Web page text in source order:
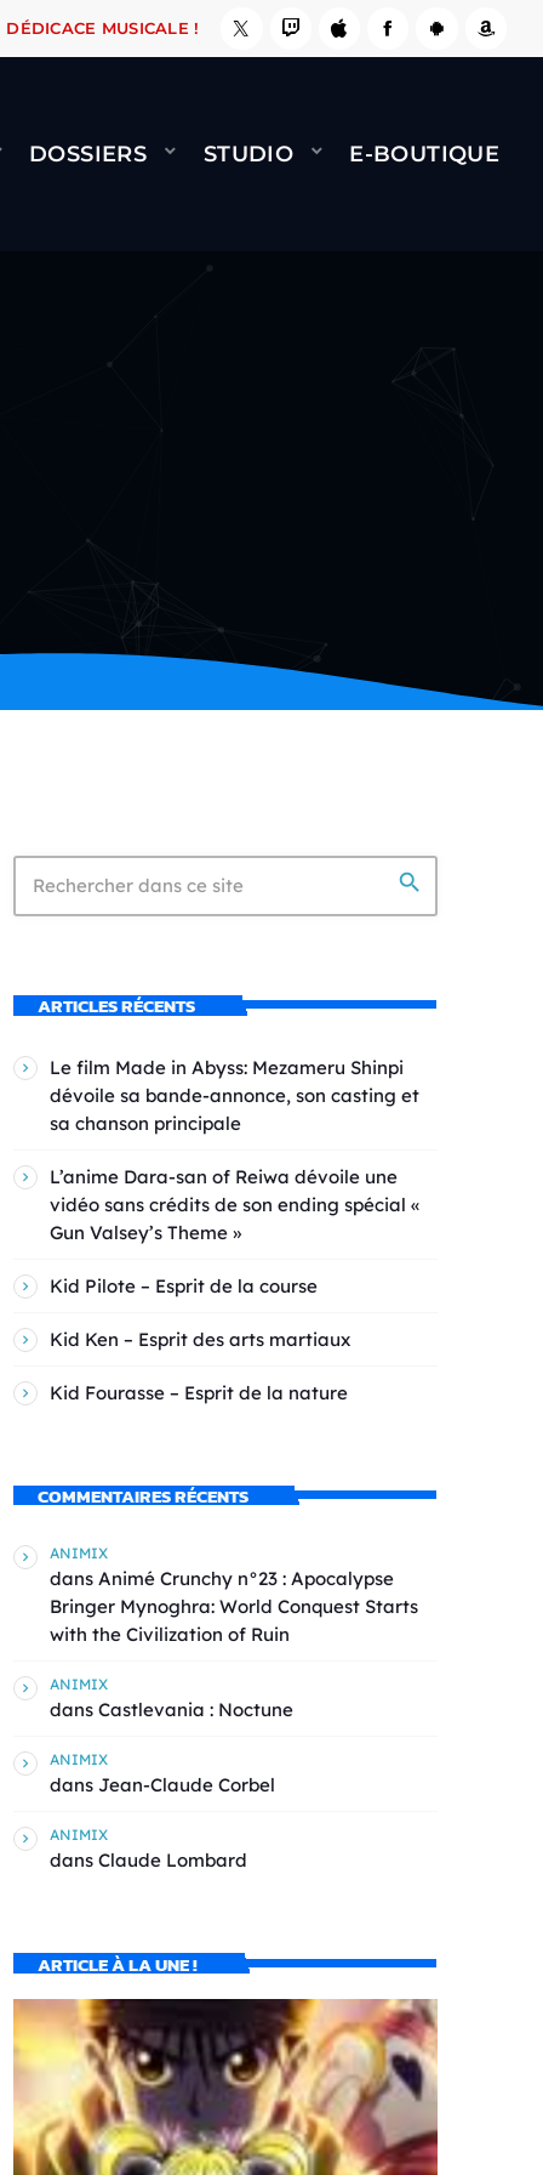
ÇA LE FAIT ! NAMI BERNARD MINET - FLY
DÉDICACE MUSICALE !
DOSSIERS STUDIO E-BOUTIQUE
search
ARTICLES RÉCENTS
Le film Made in Abyss: Mezameru Shinpi
dévoile sa bande-annonce, son casting et
sa chanson principale
L’anime Dara-san of Reiwa dévoile une
vidéo sans crédits de son ending spécial «
Gun Valsey’s Theme »
Kid Pilote – Esprit de la course
Kid Ken – Esprit des arts martiaux
Kid Fourasse – Esprit de la nature
COMMENTAIRES RÉCENTS
ANIMIX
dans Animé Crunchy n°23 : Apocalypse
Bringer Mynoghra: World Conquest Starts
with the Civilization of Ruin
ANIMIX
dans Castlevania : Noctune
ANIMIX
dans Jean-Claude Corbel
ANIMIX
dans Claude Lombard
ARTICLE À LA UNE !